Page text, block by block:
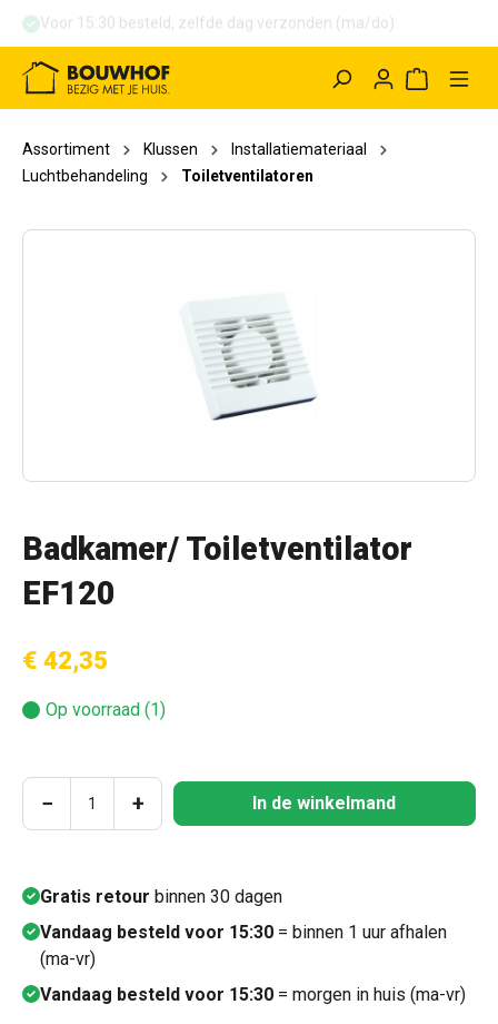
Voor 15:30 besteld, zelfde dag verzonden (ma/do)
Assortiment Klussen
Installatiemateriaal
Luchtbehandeling
Toiletventilatoren
Badkamer/ Toiletventilator
EF120
€ 42,35
Op voorraad (1)
Producthoeveelheid: Voer de gewenste
− + In de winkelmand
Gratis retour binnen 30 dagen
Vandaag besteld voor 15:30 = binnen 1 uur afhalen
(ma-vr)
Vandaag besteld voor 15:30 = morgen in huis (ma-vr)